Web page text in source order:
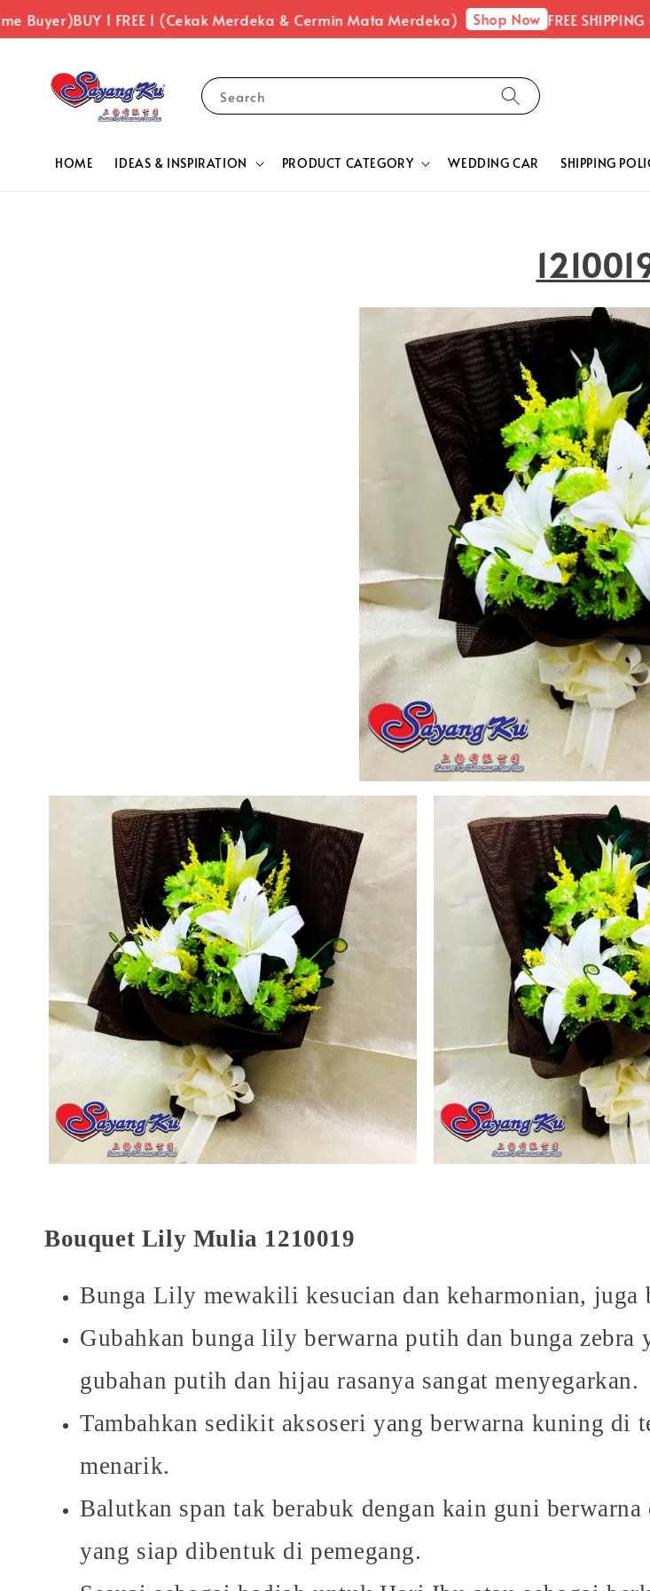
Buyer)BUY 1 FREE 1 (Cekak Merdeka & Cermin Mata Merdeka) Shop Now FREE SHIPPING
Search
HOME IDEAS & INSPIRATION PRODUCT CATEGORY WEDDING CAR SHIPPING
Bouquet Lily Mulia 1210019
Bunga Lily mewakili kesucian dan keharmonian, juga
Gubahkan bunga lily berwarna putih dan bunga zebra
gubahan putih dan hijau rasanya sangat menyegarkan.
Tambahkan sedikit aksoseri yang berwarna kuning di
menarik.
Balutkan span tak berabuk dengan kain guni
yang siap dibentuk di pemegang.